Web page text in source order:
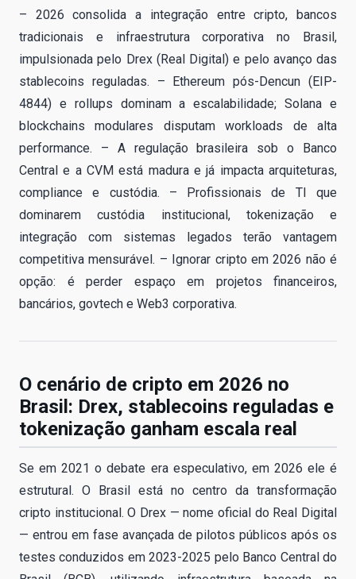
– 2026 consolida a integração entre cripto, bancos
tradicionais e infraestrutura corporativa no Brasil,
impulsionada pelo Drex (Real Digital) e pelo avanço das
stablecoins reguladas. – Ethereum pós-Dencun (EIP-
4844) e rollups dominam a escalabilidade; Solana e
blockchains modulares disputam workloads de alta
performance. – A regulação brasileira sob o Banco
Central e a CVM está madura e já impacta arquiteturas,
compliance e custódia. – Profissionais de TI que
dominarem custódia institucional, tokenização e
integração com sistemas legados terão vantagem
competitiva mensurável. – Ignorar cripto em 2026 não é
opção: é perder espaço em projetos financeiros,
bancários, govtech e Web3 corporativa.
O cenário de cripto em 2026 no
Brasil: Drex, stablecoins reguladas e
tokenização ganham escala real
Se em 2021 o debate era especulativo, em 2026 ele é
estrutural. O Brasil está no centro da transformação
cripto institucional. O Drex — nome oficial do Real Digital
— entrou em fase avançada de pilotos públicos após os
testes conduzidos em 2023-2025 pelo Banco Central do